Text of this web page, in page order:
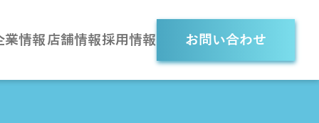
業情報店舗情報採用情報 お問い合わせ